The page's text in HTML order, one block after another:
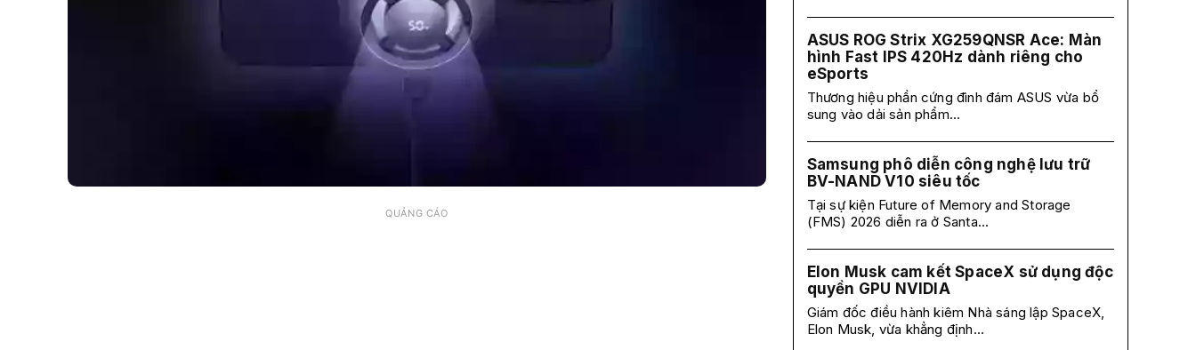
QUẢNG CÁO
ASUS ROG Strix XG259QNSR Ace: Màn
hình Fast IPS 420Hz dành riêng cho
eSports
Thương hiệu phần cứng đình đám ASUS vừa bổ
sung vào dải sản phẩm...
Samsung phô diễn công nghệ lưu trữ
BV-NAND V10 siêu tốc
Tại sự kiện Future of Memory and Storage
(FMS) 2026 diễn ra ở Santa...
Elon Musk cam kết SpaceX sử dụng độc
quyền GPU NVIDIA
Giám đốc điều hành kiêm Nhà sáng lập SpaceX,
Elon Musk, vừa khẳng định...